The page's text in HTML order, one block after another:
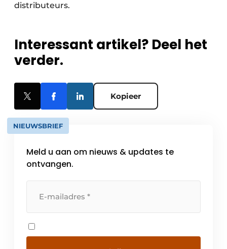
distributeurs.
Interessant artikel? Deel het
verder.
Kopieer
NIEUWSBRIEF
Meld u aan om nieuws & updates te
ontvangen.